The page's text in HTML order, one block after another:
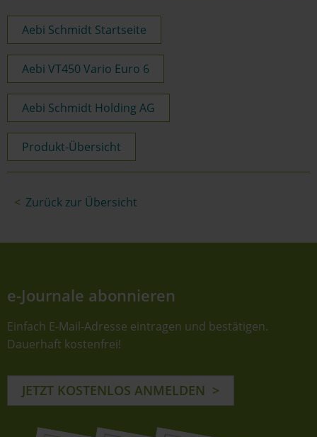
Aebi Schmidt Startseite
Aebi VT450 Vario Euro 6
Aebi Schmidt Holding AG
Produkt-Übersicht
Zurück zur Übersicht
e-Journale abonnieren
Einfach E-Mail-Adresse eintragen und bestätigen.
Dauerhaft kostenfrei!
JETZT KOSTENLOS ANMELDEN